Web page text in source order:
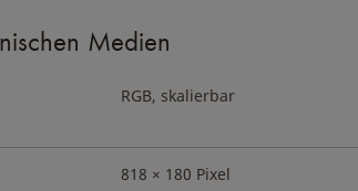
Medien
RGB, skalierbar
818 × 180 Pixel